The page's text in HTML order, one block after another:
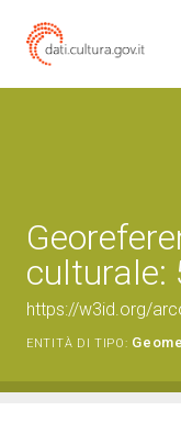
culturale:
https://w3id.org/
ENTITÀ DI TIPO: